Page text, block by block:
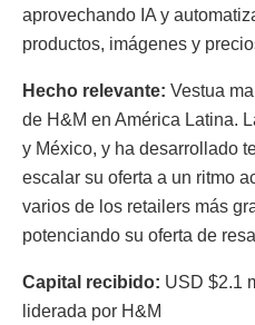
aprovechando IA y
productos, imágenes y
Hecho relevante: Vestua
de H&M en América Latina.
y México, y ha desarrollado
escalar su oferta a un ritmo
varios de los retailers más
potenciando su oferta de
Capital recibido: USD $2.1
liderada por H&M